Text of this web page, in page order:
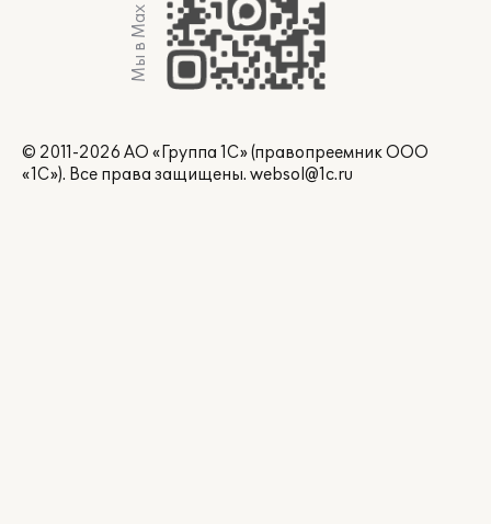
Мы в Max
© 2011-2026 АО «Группа 1С» (правопреемник ООО
«1С»). Все права защищены. websol@1c.ru